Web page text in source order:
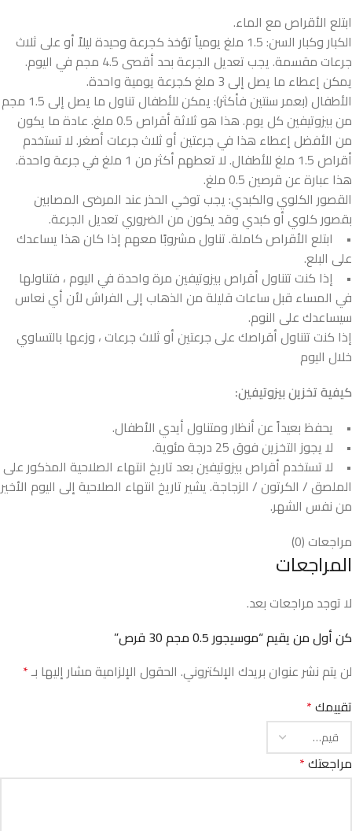
ابتلع الأقراص مع الماء.
الكبار وكبار السن: 1.5 ملغ يومياً تؤخذ كجرعة وحيدة ليلاً أو على ثلاث
جرعات مقسمة. يجب تعديل الجرعة بحد أقصى 4.5 مجم في اليوم.
يمكن إعطاء ما يصل إلى 3 ملغ كجرعة يومية واحدة.
الأطفال (بعمر سنتين فأكثر): يمكن للأطفال تناول ما يصل إلى 1.5 مجم
من بيزوتيفين كل يوم. هذا هو ثلاثة أقراص 0.5 ملغ. عادة ما يكون
من الأفضل إعطاء هذا في جرعتين أو ثلاث جرعات أصغر. لا تستخدم
أقراص 1.5 ملغ للأطفال. لا تعطهم أكثر من 1 ملغ في جرعة واحدة.
هذا عبارة عن قرصين 0.5 ملغ.
القصور الكلوي والكبدي: يجب توخي الحذر عند المرضى المصابين
بقصور كلوي أو كبدي وقد يكون من الضروري تعديل الجرعة.
• ابتلع الأقراص كاملة. تناول مشروبًا معهم إذا كان هذا يساعدك
على البلع.
• إذا كنت تتناول أقراص بيزوتيفين مرة واحدة في اليوم ، فتناولها
في المساء قبل ساعات قليلة من الذهاب إلى الفراش لأن أي نعاس
سيساعدك على النوم.
إذا كنت تتناول أقراصك على جرعتين أو ثلاث جرعات ، وزعها بالتساوي
خلال اليوم
كيفية تخزين بيزوتيفين:
• يحفظ بعيداً عن أنظار ومتناول أيدي الأطفال.
• لا يجوز التخزين فوق 25 درجة مئوية.
• لا تستخدم أقراص بيزوتيفين بعد تاريخ انتهاء الصلاحية المذكور على
الملصق / الكرتون / الزجاجة. يشير تاريخ انتهاء الصلاحية إلى اليوم الأخير
من نفس الشهر.
مراجعات (0)
المراجعات
لا توجد مراجعات بعد.
كن أول من يقيم “موسيجور 0.5 مجم 30 قرص”
لن يتم نشر عنوان بريدك الإلكتروني. الحقول الإلزامية مشار إليها بـ*
تقييمك*
مراجعتك*